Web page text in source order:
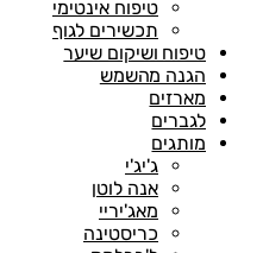
טיפוח אינטימי
תכשירים לגוף
טיפוח ושיקום שיער
הגנה מהשמש
מארזים
לגברים
מותגים
ג'יג'י
אנה לוטן
מאג'יריי
כריסטינה